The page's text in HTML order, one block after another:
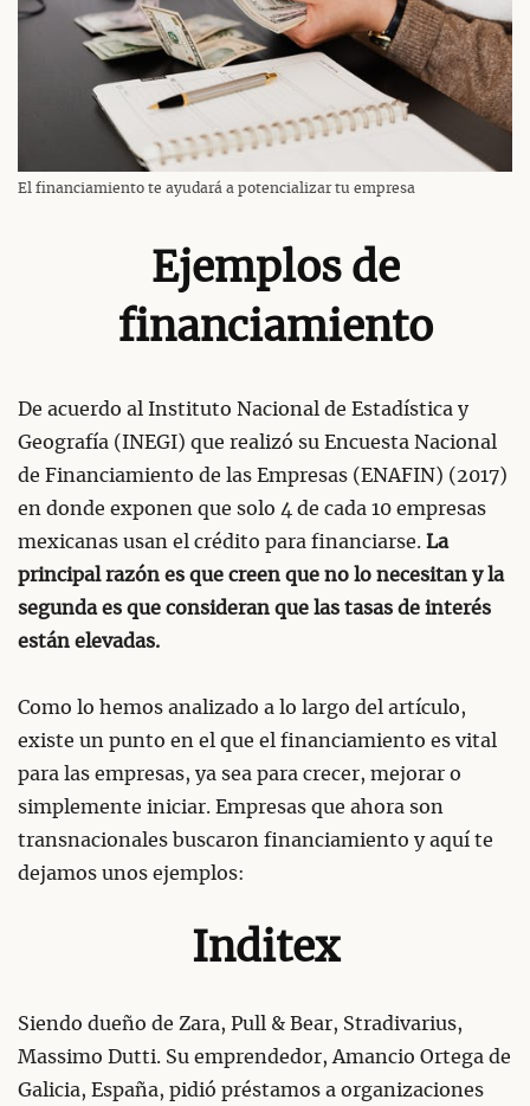
El financiamiento te ayudará a potencializar tu empresa
Ejemplos de
financiamiento
De acuerdo al Instituto Nacional de Estadística y
Geografía (INEGI) que realizó su Encuesta Nacional
de Financiamiento de las Empresas (ENAFIN) (2017)
en donde exponen que solo 4 de cada 10 empresas
mexicanas usan el crédito para financiarse. La
principal razón es que creen que no lo necesitan y la
segunda es que consideran que las tasas de interés
están elevadas.
Como lo hemos analizado a lo largo del artículo,
existe un punto en el que el financiamiento es vital
para las empresas, ya sea para crecer, mejorar o
simplemente iniciar. Empresas que ahora son
transnacionales buscaron financiamiento y aquí te
dejamos unos ejemplos:
Inditex
Siendo dueño de Zara, Pull & Bear, Stradivarius,
Massimo Dutti. Su emprendedor, Amancio Ortega de
Galicia, España, pidió préstamos a organizaciones